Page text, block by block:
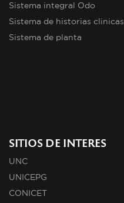
Sistema integral Odo
Sistema de historias clinicas
Sistema de planta
SITIOS DE INTERES
UNC
UNICEPG
CONICET